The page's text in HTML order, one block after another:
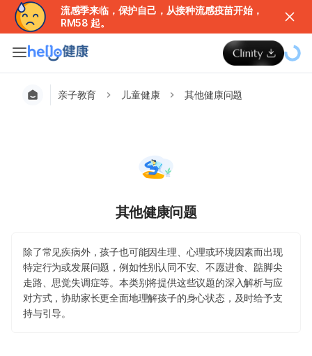
流感季来临，保护自己，从接种流感疫苗开始，
RM58 起。
亲子教育 儿童健康 其他健康问题
其他健康问题
除了常见疾病外，孩子也可能因生理、心理或环境因素而出现
特定行为或发展问题，例如性别认同不安、不愿进食、踮脚尖
走路、思觉失调症等。本类别将提供这些议题的深入解析与应
对方式，协助家长更全面地理解孩子的身心状态，及时给予支
持与引导。